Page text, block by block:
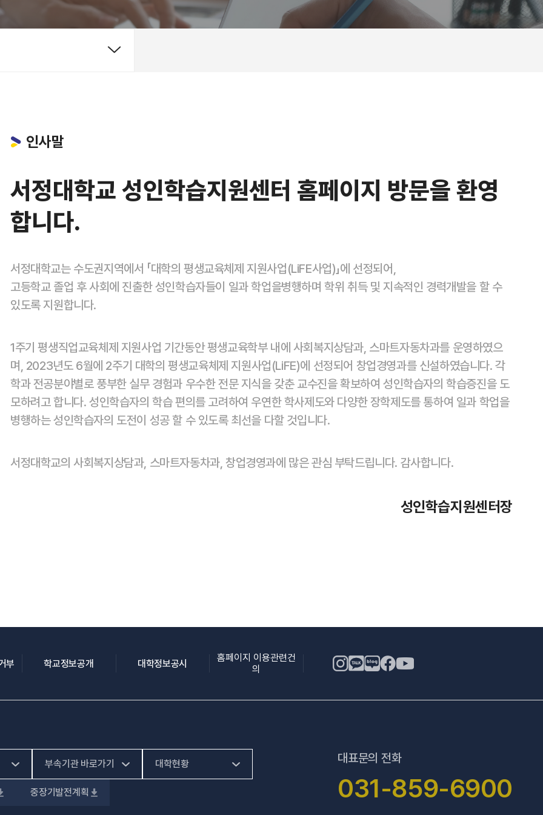
인사말
서정대학교 성인학습지원센터 홈페이지 방문을 환영
합니다.
서정대학교는 수도권지역에서 「대학의 평생교육체제 지원사업(LiFE사업)」에 선정되어,
고등학교 졸업 후 사회에 진출한 성인학습자들이 일과 학업을병행하며 학위 취득 및 지속적인 경력개발을 할 수
있도록 지원합니다.
1주기 평생직업교육체제 지원사업 기간동안 평생교육학부 내에 사회복지상담과, 스마트자동차과를 운영하였으
며, 2023년도 6월에 2주기 대학의 평생교육체제 지원사업(LiFE)에 선정되어 창업경영과를 신설하였습니다. 각
학과 전공분야별로 풍부한 실무 경험과 우수한 전문 지식을 갖춘 교수진을 확보하여 성인학습자의 학습증진을 도
모하려고 합니다. 성인학습자의 학습 편의를 고려하여 우연한 학사제도와 다양한 장학제도를 통하여 일과 학업을
병행하는 성인학습자의 도전이 성공 할 수 있도록 최선을 다할 것입니다.
서정대학교의 사회복지상담과, 스마트자동차과, 창업경영과에 많은 관심 부탁드립니다. 감사합니다.
성인학습지원센터장
부(새 창 열림)학교정보공개(새 창 열림) 대학정보공시 (새 창 열림)홈페이지 이용관련건
의
부속기관 바로가기
HiVE센터(새 창 열림)
대학현황
중장기발전계획
대표문의 전화
031-859-6900